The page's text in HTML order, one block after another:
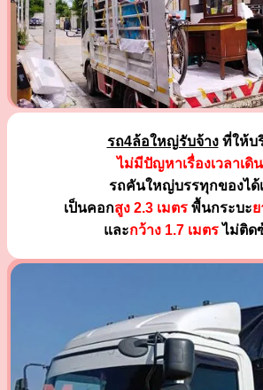
รถ4ล้อใหญ่รับจ้างที่ให้บ
ไม่มีปัญหาเรื่องเวลาเดิ
รถคันใหญ่บรรทุกของได้
เป็นคอกสูง 2.3 เมตรพื้นกระบะ
และกว้าง 1.7 เมตรไม่ติด